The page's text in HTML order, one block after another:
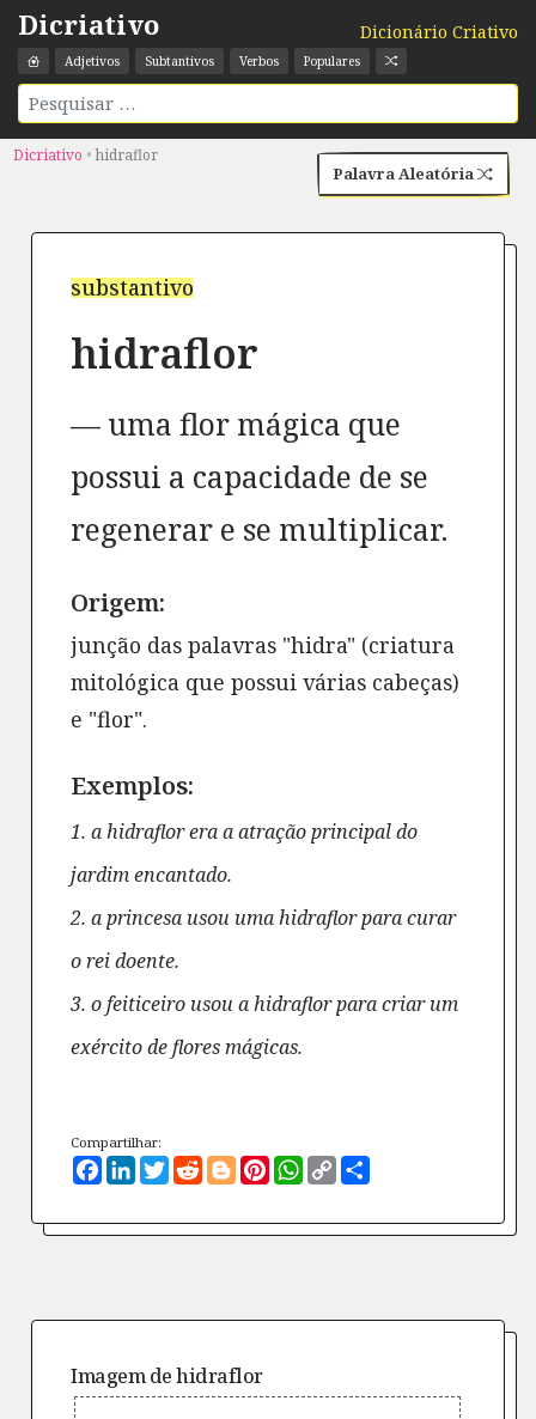
Dicriativo Dicionário Criativo
Adjetivos Subtantivos Verbos Populares
Dicriativo • hidraflor
Palavra Aleatória
substantivo
hidraflor
uma flor mágica que
possui a capacidade de se
regenerar e se multiplicar.
Origem:
junção das palavras "hidra" (criatura
mitológica que possui várias cabeças)
e "flor".
Exemplos:
1. a hidraflor era a atração principal do
jardim encantado.
2. a princesa usou uma hidraflor para curar
o rei doente.
3. o feiticeiro usou a hidraflor para criar um
exército de flores mágicas.
Compartilhar:
Facebook
LinkedIn
TwitterRedditBloggerPinterest
WhatsApp
Copy
Link
Imagem dehidraflor